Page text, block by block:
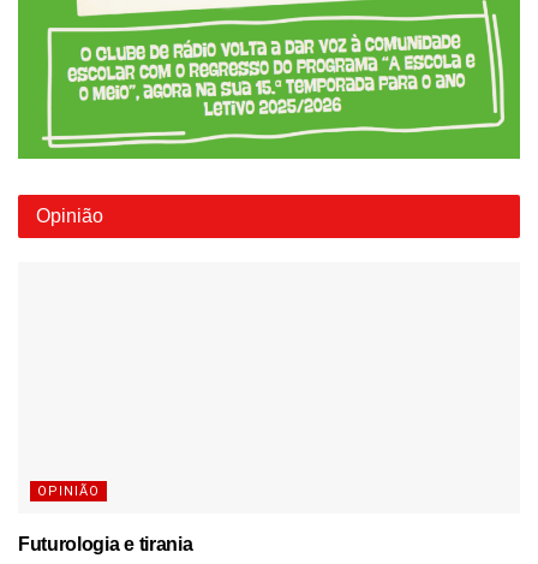
Opinião
OPINIÃO
Futurologia e tirania